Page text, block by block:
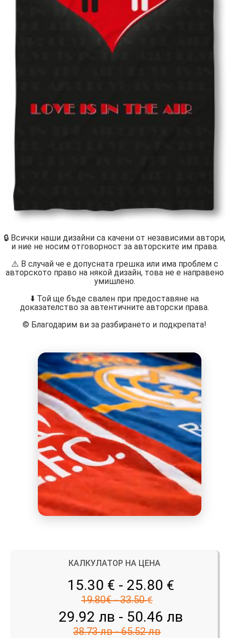
🔒 Всички наши дизайни са качени от независими автори,
и ние не носим отговорност за авторските им права.
⚠️ В случай че е допусната грешка или има проблем с
авторското право на някой дизайн, това не е направено
умишлено.
⬇️ Той ще бъде свален при предоставяне на
доказателство за автентичните авторски права.
©️ Благодарим ви за разбирането и подкрепата!
КАЛКУЛАТОР НА ЦЕНА
15.30 € - 25.80 €
19.80€ - 33.50 €
29.92 лв - 50.46 лв
38.73 лв - 65.52 лв